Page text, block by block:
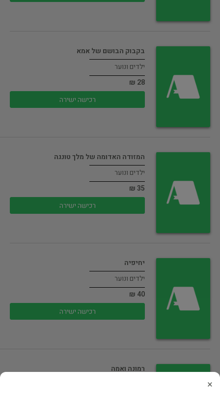
בקבוק הבושם של אמא
ילדים ונוער
28 ₪
רכישה ישירה
המזודה האדומה של מלך טונגה
ילדים ונוער
35 ₪
רכישה ישירה
יחיפיה
ילדים ונוער
40 ₪
רכישה ישירה
רמונה ואמה
×